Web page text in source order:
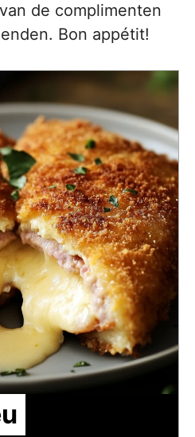
de complimenten
Bon appétit!